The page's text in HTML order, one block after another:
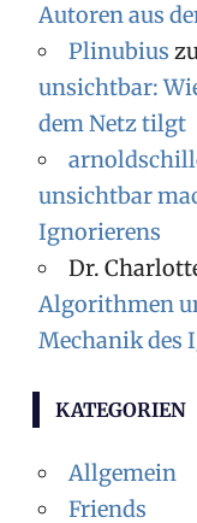
Autoren aus
Plinubius
unsichtbar:
dem Netz tilgt
unsichtbar
Ignorierens
Dr.
Algorithmen
Mechanik des
KATEGORIEN
Allgemein
Friends